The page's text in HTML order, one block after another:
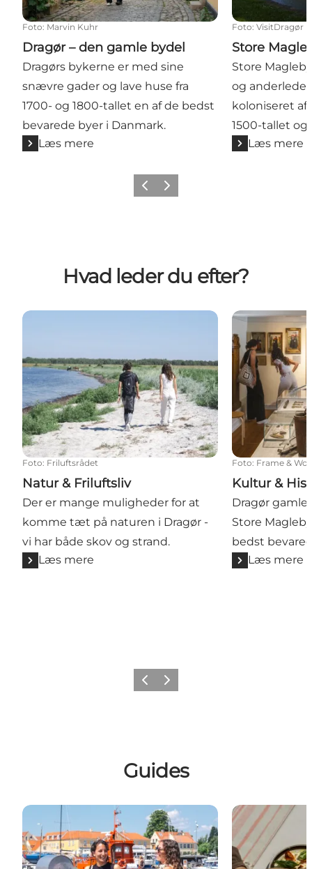
Foto: Marvin Kuhr
Dragør – den gamle bydel
Dragørs bykerne er med sine
snævre gader og lave huse fra
1700- og 1800-tallet en af de bedst
bevarede byer i Danmark.
Læs mere
Foto: VisitDragør
Store
Store
og
koloniseret af
1500-tallet og
Læs mere
Forrige billede
Næste billede
Hvad leder du efter?
Natur & Friluftsliv
Foto: Friluftsrådet
Natur & Friluftsliv
Der er mange muligheder for at
komme tæt på naturen i Dragør -
vi har både skov og strand.
Læs mere
Kultur &
Foto: Frame &
Kultur &
Dragør
Store
bedst
Læs mere
Forrige billede
Næste billede
Guides
En dag i Dragør Fem gode